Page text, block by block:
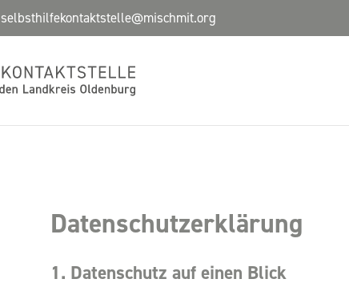
selbsthilfekontaktstelle@mischmit.org
Datenschutzerklärung
1. Datenschutz auf einen Blick